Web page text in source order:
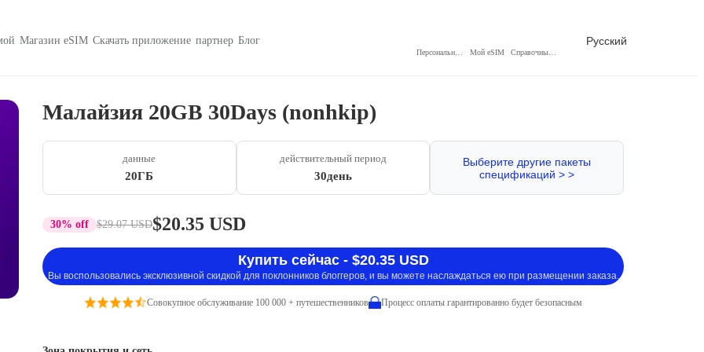
Магазин eSIM Скачать приложение партнер Блог
Мой eSIM
Русский
Малайзия 20GB 30Days (nonhkip)
данные
20ГБ
действительный период
30день
Выберите другие пакеты
спецификаций > >
30% off $29.07 USD$20.35 USD
Купить сейчас - $20.35 USD
Вы воспользовались эксклюзивной скидкой для поклонников блоггеров, и вы можете наслаждаться ею при размещении заказа.
Совокупное обслуживание 100 000 + путешественников Процесс оплаты гарантированно будет безопасным